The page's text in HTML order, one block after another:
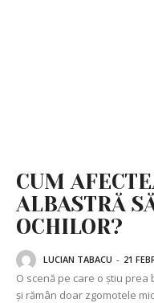
CUM
ALBASTRĂ
OCHILOR?
LUCIAN TABACU - 21
O scenă pe care o știu
și rămân doar zgomotele